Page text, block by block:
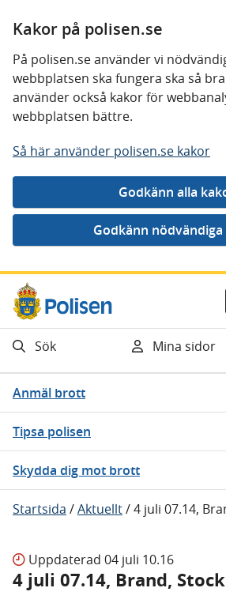
Kakor på polisen.se
På polisen.se använder vi
webbplatsen ska fungera ska så
använder också kakor för
webbplatsen bättre.
Så här använder polisen.se kakor
Gå direkt till innehåll
Sök Mina sidor
Anmäl brott
Tipsa polisen
Skydda dig mot brott
Startsida /Aktuellt/4 juli 07.14,
Uppdaterad 04 juli 10.16
4 juli 07.14, Brand,